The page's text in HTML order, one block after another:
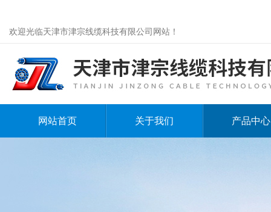
欢迎光临天津市津宗线缆科技有限公司网站！
网站首页 关于我们 产品中心